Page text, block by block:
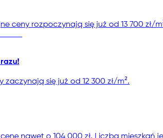
ceny rozpoczynają się już od 13 700 zł/
się już od 12 300 zł/m².
nawet o 104 000 zł. Liczba